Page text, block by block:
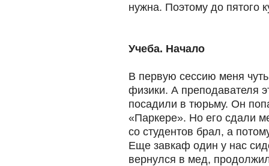
нужна. Поэтому до пятого
Учеба. Начало
В первую сессию меня
физики. А преподавателя
посадили в тюрьму. Он
«Паркере». Но его сдали
со студентов брал, а
Еще завкаф один у нас
вернулся в мед,